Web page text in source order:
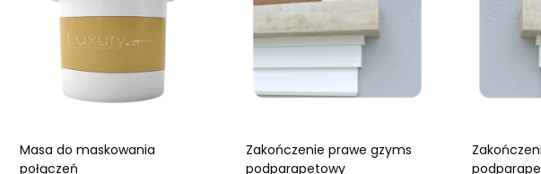
Masa do maskowania
połączeń
Zakończenie prawe gzyms
podparapetowy